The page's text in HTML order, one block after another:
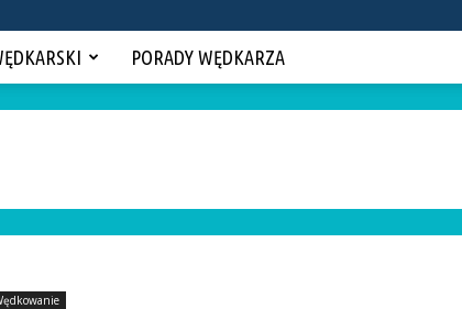
PORADY WĘDKARZA